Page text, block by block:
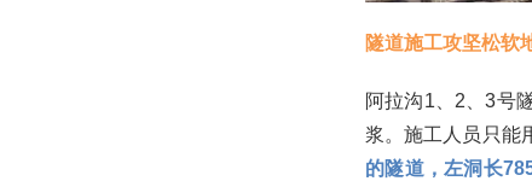
隧道施工攻坚松软
阿拉沟1、2、3号
浆。施工人员只能
的隧道，左洞长